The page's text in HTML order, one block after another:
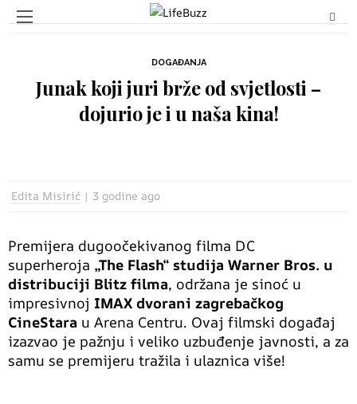
DOGAĐANJA
Junak koji juri brže od svjetlosti –
dojurio je i u naša kina!
Edita Misirić 3 godine ago
Premijera dugoočekivanog filma DC
superheroja „The Flash“ studija Warner Bros. u
distribuciji Blitz filma, održana je sinoć u
impresivnoj IMAX dvorani zagrebačkog
CineStara u Arena Centru. Ovaj filmski događaj
izazvao je pažnju i veliko uzbuđenje javnosti, a za
samu se premijeru tražila i ulaznica više!